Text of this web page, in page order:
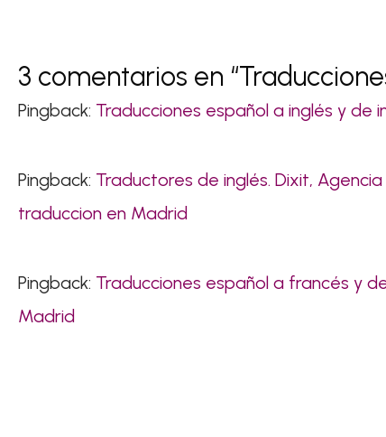
3 comentarios en
Pingback: Traducciones español a inglés y de
Pingback: Traductores de inglés. Dixit,
traduccion en Madrid
Pingback: Traducciones español a francés y
Madrid